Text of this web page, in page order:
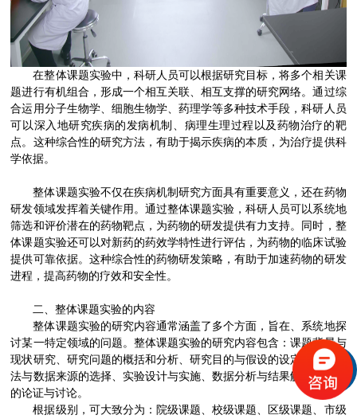
在整体课题实验中，科研人员可以根据研究目标，将多个相关课
题进行有机组合，形成一个相互关联、相互支撑的研究网络。通过综
合运用分子生物学、细胞生物学、药理学等多种技术手段，科研人员
可以深入地研究疾病的发病机制、病理生理过程以及药物治疗的靶
点。这种综合性的研究方法，有助于揭示疾病的本质，为治疗提供科
学依据。
整体课题实验不仅在疾病机制研究方面具有重要意义，还在药物
研发领域发挥着关键作用。通过整体课题实验，科研人员可以系统地
筛选和评价潜在的药物靶点，为药物的研发提供有力支持。同时，整
体课题实验还可以对新药的药效学特性进行评估，为药物的临床试验
提供可靠依据。这种综合性的药物研发策略，有助于加速药物的研发
进程，提高药物的疗效和安全性。
二、整体课题实验的内容
整体课题实验的研究内容通常涵盖了多个方面，旨在、系统地探
讨某一特定领域的问题。整体课题实验的研究内容包含：课题背景与
现状研究、研究问题的概括和分析、研究目的与假设的设定、研究方
法与数据来源的选择、实验设计与实施、数据分析与结果解读、结论
的论证与讨论。
根据级别，可大致分为：院级课题、校级课题、区级课题、市级